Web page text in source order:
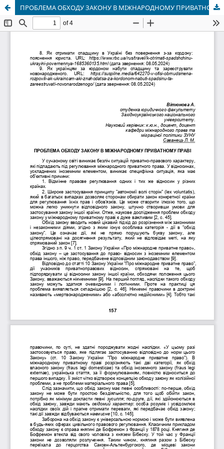
ПРОБЛЕМА ОБХОДУ ЗАКОНУ В МІЖНАРОДНОМУ ПРИВАТНОМУ ПРАВІ